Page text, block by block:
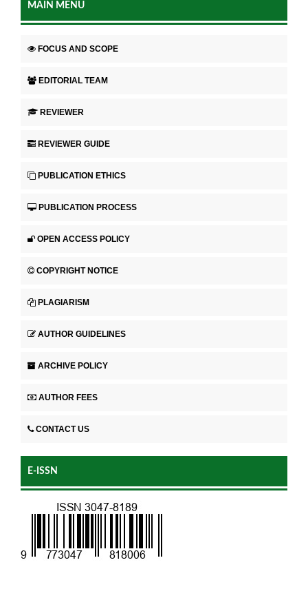
MAIN MENU
FOCUS AND SCOPE
EDITORIAL TEAM
REVIEWER
REVIEWER GUIDE
PUBLICATION ETHICS
PUBLICATION PROCESS
OPEN ACCESS POLICY
COPYRIGHT NOTICE
PLAGIARISM
AUTHOR GUIDELINES
ARCHIVE POLICY
AUTHOR FEES
CONTACT US
E-ISSN